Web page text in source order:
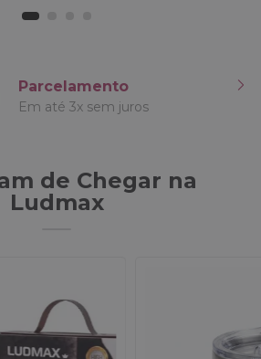
Parcelamento
Em até 3x sem juros
de Chegar na
Ludmax